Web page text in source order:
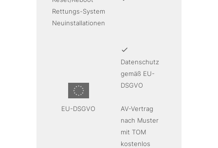
Rettungs-System
Neuinstallationen
EU-DSGVO
Datenschutz
gemäß EU-
DSGVO
AV-Vertrag
nach Muster
mit TOM
kostenlos